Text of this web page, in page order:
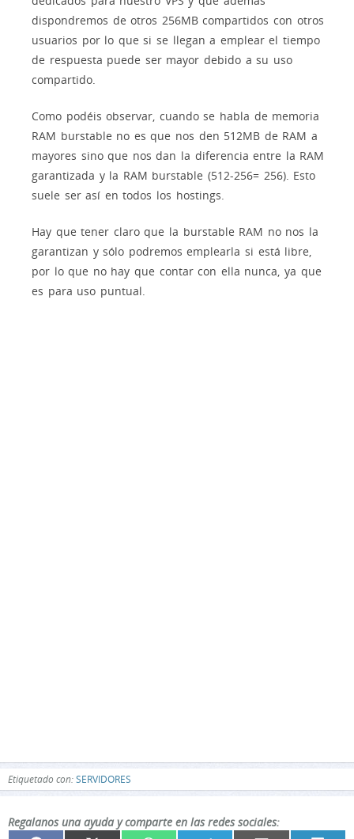
dispondremos de otros 256MB compartidos con otros
usuarios por lo que si se llegan a emplear el tiempo
de respuesta puede ser mayor debido a su uso
compartido.
Como podéis observar, cuando se habla de memoria
RAM burstable no es que nos den 512MB de RAM a
mayores sino que nos dan la diferencia entre la RAM
garantizada y la RAM burstable (512-256= 256). Esto
suele ser así en todos los hostings.
Hay que tener claro que la burstable RAM no nos la
garantizan y sólo podremos emplearla si está libre,
por lo que no hay que contar con ella nunca, ya que
es para uso puntual.
Etiquetado con:SERVIDORES
Regalanos una ayuda y comparte en las redes sociales: